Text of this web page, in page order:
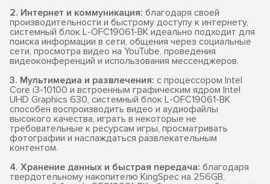
2. Интернет и коммуникация: благодаря своей
производительности и быстрому доступу к интернету,
системный блок L-OFC19061-BK идеально подходит для
поиска информации в сети, общения через социальные
сети, просмотра видео на YouTube, проведения
видеоконференций и использования мессенджеров.
3. Мультимедиа и развлечения: с процессором Intel
Core i3-10100 и встроенным графическим ядром Intel
UHD Graphics 630, системный блок L-OFC19061-BK
способен воспроизводить видео и аудиофайлы
высокого качества, играть в некоторые не
требовательные к ресурсам игры, просматривать
фотографии и наслаждаться развлекательным
контентом.
4. Хранение данных и быстрая передача: благодаря
твердотельному накопителю KingSpec на 256GB,